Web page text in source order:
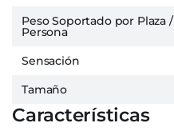
Peso Soportado por Plaza /
Persona
Sensación
Tamaño
Características